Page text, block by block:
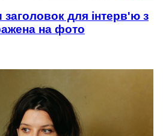
заголовок для інтерв'ю з
на фото